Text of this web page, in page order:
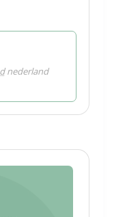
nederland